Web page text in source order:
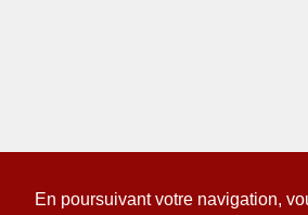
En poursuivant votre navigation,